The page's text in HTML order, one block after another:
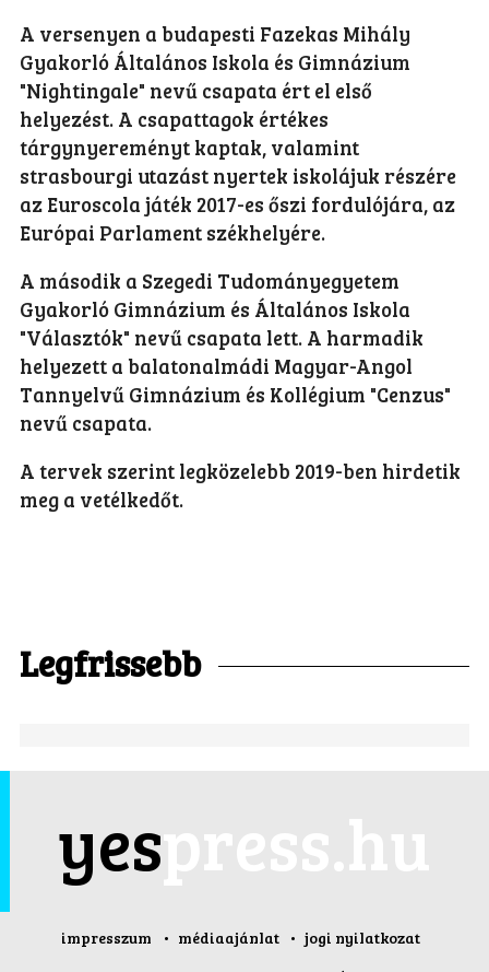
A versenyen a budapesti Fazekas Mihály
Gyakorló Általános Iskola és Gimnázium
"Nightingale" nevű csapata ért el első
helyezést. A csapattagok értékes
tárgynyereményt kaptak, valamint
strasbourgi utazást nyertek iskolájuk részére
az Euroscola játék 2017-es őszi fordulójára, az
Európai Parlament székhelyére.
A második a Szegedi Tudományegyetem
Gyakorló Gimnázium és Általános Iskola
"Választók" nevű csapata lett. A harmadik
helyezett a balatonalmádi Magyar-Angol
Tannyelvű Gimnázium és Kollégium "Cenzus"
nevű csapata.
A tervek szerint legközelebb 2019-ben hirdetik
meg a vetélkedőt.
Legfrissebb
yes
impresszum médiaajánlat
jogi nyilatkozat